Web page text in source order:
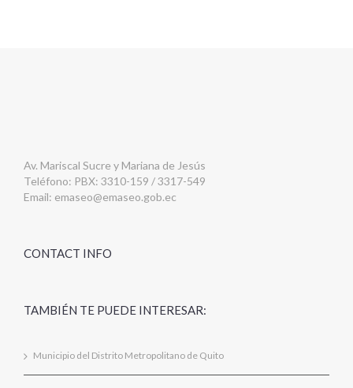
Av. Mariscal Sucre y Mariana de Jesús
Teléfono: PBX: 3310-159 / 3317-549
Email: emaseo@emaseo.gob.ec
CONTACT INFO
TAMBIÉN TE PUEDE INTERESAR:
Municipio del Distrito Metropolitano de Quito